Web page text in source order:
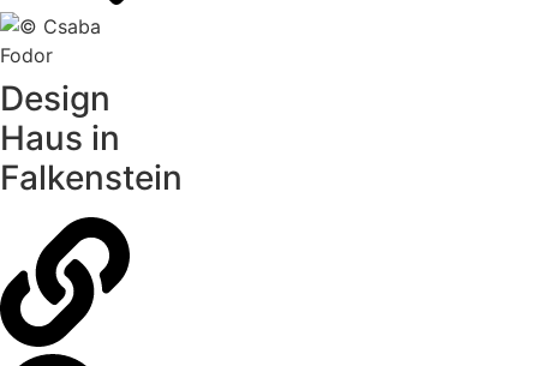
Design
Haus in
Falkenstein